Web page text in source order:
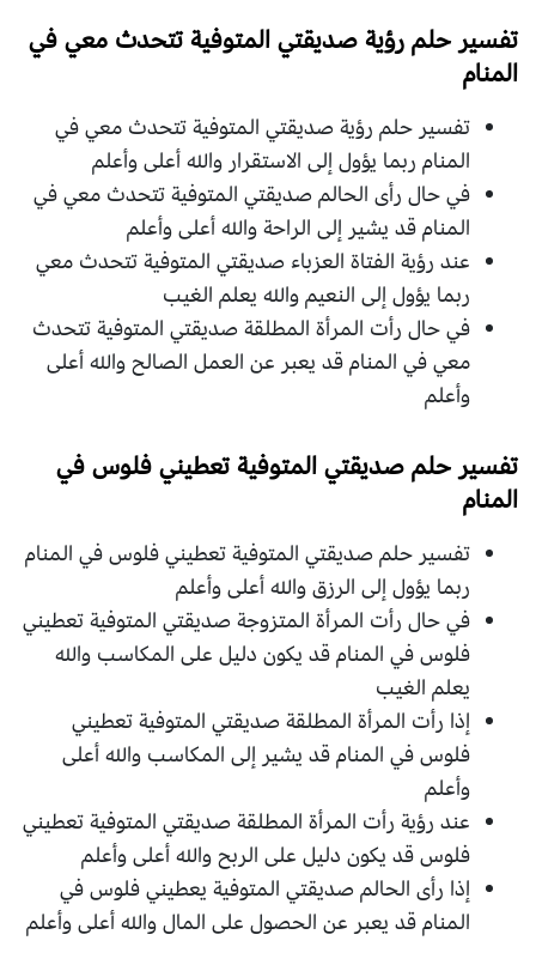
تفسير حلم رؤية صديقتي المتوفية تتحدث معي في
المنام
تفسير حلم رؤية صديقتي المتوفية تتحدث معي في
المنام ربما يؤول إلى الاستقرار والله أعلى وأعلم
في حال رأى الحالم صديقتي المتوفية تتحدث معي في
المنام قد يشير إلى الراحة والله أعلى وأعلم
عند رؤية الفتاة العزباء صديقتي المتوفية تتحدث معي
ربما يؤول إلى النعيم والله يعلم الغيب
في حال رأت المرأة المطلقة صديقتي المتوفية تتحدث
معي في المنام قد يعبر عن العمل الصالح والله أعلى
وأعلم
تفسير حلم صديقتي المتوفية تعطيني فلوس في
المنام
تفسير حلم صديقتي المتوفية تعطيني فلوس في المنام
ربما يؤول إلى الرزق والله أعلى وأعلم
في حال رأت المرأة المتزوجة صديقتي المتوفية تعطيني
فلوس في المنام قد يكون دليل على المكاسب والله
يعلم الغيب
إذا رأت المرأة المطلقة صديقتي المتوفية تعطيني
فلوس في المنام قد يشير إلى المكاسب والله أعلى
وأعلم
عند رؤية رأت المرأة المطلقة صديقتي المتوفية تعطيني
فلوس قد يكون دليل على الربح والله أعلى وأعلم
إذا رأى الحالم صديقتي المتوفية يعطيني فلوس في
المنام قد يعبر عن الحصول على المال والله أعلى وأعلم